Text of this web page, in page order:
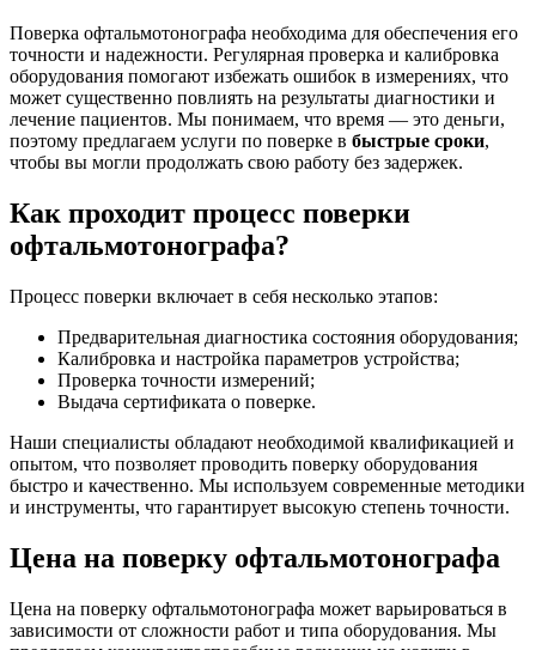
Поверка офтальмотонографа необходима для обеспечения его
точности и надежности. Регулярная проверка и калибровка
оборудования помогают избежать ошибок в измерениях, что
может существенно повлиять на результаты диагностики и
лечение пациентов. Мы понимаем, что время — это деньги,
поэтому предлагаем услуги по поверке в быстрые сроки,
чтобы вы могли продолжать свою работу без задержек.
Как проходит процесс поверки
офтальмотонографа?
Процесс поверки включает в себя несколько этапов:
Предварительная диагностика состояния оборудования;
Калибровка и настройка параметров устройства;
Проверка точности измерений;
Выдача сертификата о поверке.
Наши специалисты обладают необходимой квалификацией и
опытом, что позволяет проводить поверку оборудования
быстро и качественно. Мы используем современные методики
и инструменты, что гарантирует высокую степень точности.
Цена на поверку офтальмотонографа
Цена на поверку офтальмотонографа может варьироваться в
зависимости от сложности работ и типа оборудования. Мы